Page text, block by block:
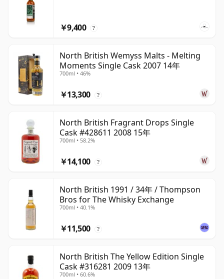
￥9,400 ?
North British Wemyss Malts - Melting
Moments Single Cask 2007 14年
700ml • 46%
￥13,300 ?
North British Fragrant Drops Single
Cask #428611 2008 15年
700ml • 58.2%
￥14,100 ?
North British 1991 / 34年 / Thompson
Bros for The Whisky Exchange
700ml • 40.1%
￥11,500 ?
North British The Yellow Edition Single
Cask #316281 2009 13年
700ml • 60.6%